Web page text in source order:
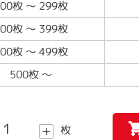
枚 ～ 299枚
枚 ～ 399枚
枚 ～ 499枚
500枚 ～
+ 枚